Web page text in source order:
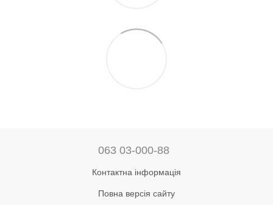
063 03-000-88
Контактна інформація
Повна версія сайту